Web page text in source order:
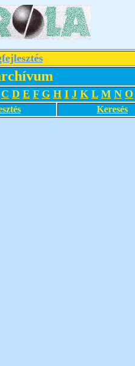
C D E F G H I J K L M N O
Keresés